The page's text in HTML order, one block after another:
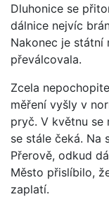
Dluhonice se
dálnice nejvíc
Nakonec je státní
převálcovala.
Zcela
měření vyšly v
pryč. V květnu se
se stále čeká. Na
Přerově, odkud
Město přislíbilo,
zaplatí.